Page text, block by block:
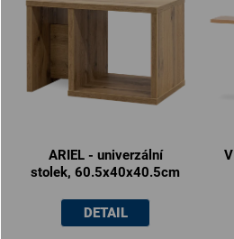
ARIEL - univerzální
stolek, 60.5x40x40.5cm
DETAIL